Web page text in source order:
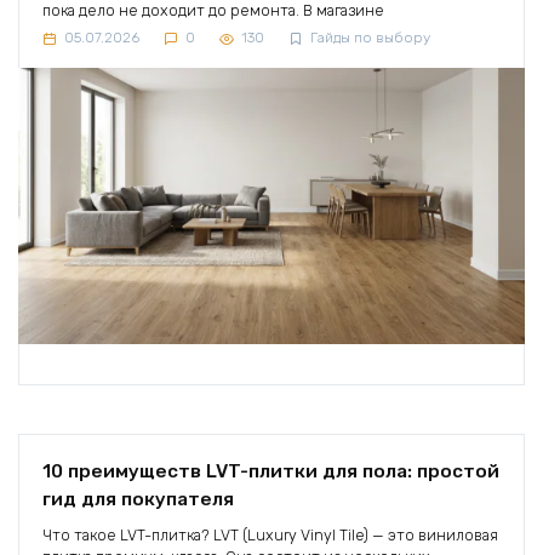
пока дело не доходит до ремонта. В магазине
05.07.2026 0 130 Гайды по выбору
10 преимуществ LVT-плитки для пола: простой
гид для покупателя
Что такое LVT-плитка? LVT (Luxury Vinyl Tile) — это виниловая